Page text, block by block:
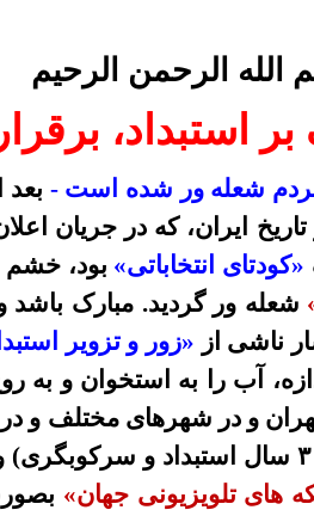
الله الرحمن الرحیم
بر استبداد،
مردم شعله ور شده است - بعد
ایران، که در جریان
«کودتای انتخاباتی» بود،
شعله ور گردید. مبارک باشد
ناشی از «زور و تزویر
آب را به استخوان و به
تهران و در شهرهای مختلف و
سال استبداد و سرکوبگری)
های تلویزیونی جهان»